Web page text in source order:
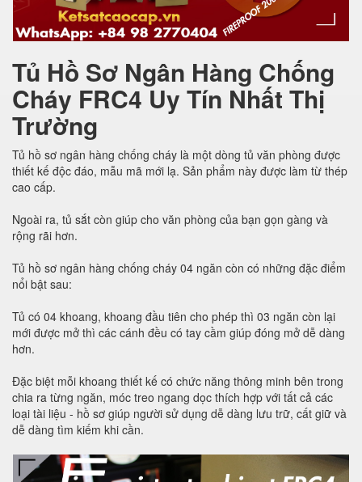
Tủ Hồ Sơ Ngân Hàng Chống
Cháy FRC4 Uy Tín Nhất Thị
Trường
Tủ hồ sơ ngân hàng chống cháy là một dòng tủ văn phòng được
thiết kế độc đáo, mẫu mã mới lạ. Sản phẩm này được làm từ thép
cao cấp.
Ngoài ra, tủ sắt còn giúp cho văn phòng của bạn gọn gàng và
rộng rãi hơn.
Tủ hồ sơ ngân hàng chống cháy 04 ngăn còn có những đặc điểm
nổi bật sau:
Tủ có 04 khoang, khoang đầu tiên cho phép thì 03 ngăn còn lại
mới được mở thì các cánh đều có tay cầm giúp đóng mở dễ dàng
hơn.
Đặc biệt mỗi khoang thiết kế có chức năng thông minh bên trong
chia ra từng ngăn, móc treo ngang dọc thích hợp với tất cả các
loại tài liệu - hồ sơ giúp người sử dụng dễ dàng lưu trữ, cất giữ và
dễ dàng tìm kiếm khi cần.